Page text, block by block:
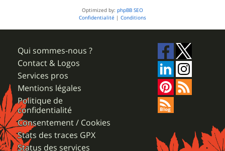
Optimized by: phpBB SEO
Confidentialité | Conditions
Qui sommes-nous ?
Contact & Logos
Services pros
Mentions légales
Politique de
confidentialité
Consentement / Cookies
Stats des traces GPX
Status des services